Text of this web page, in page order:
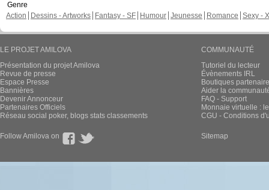
Genre
Action
Dessins - Artworks Fantasy - SF Humour Jeunesse Romance Sexy -
LE PROJET AMILOVA
Présentation du projet Amilova
Revue de presse
Espace Presse
Bannières
Devenir Annonceur
Partenaires Officiels
Réseau social poker, blogs stats classements
COMMUNAUTÉ
Tutoriel du lecteur
Évènements IRL
Boutiques
Aider la
FAQ - Support
Monnaie virtuelle :
CGU - Conditions
Follow Amilova on Sitemap